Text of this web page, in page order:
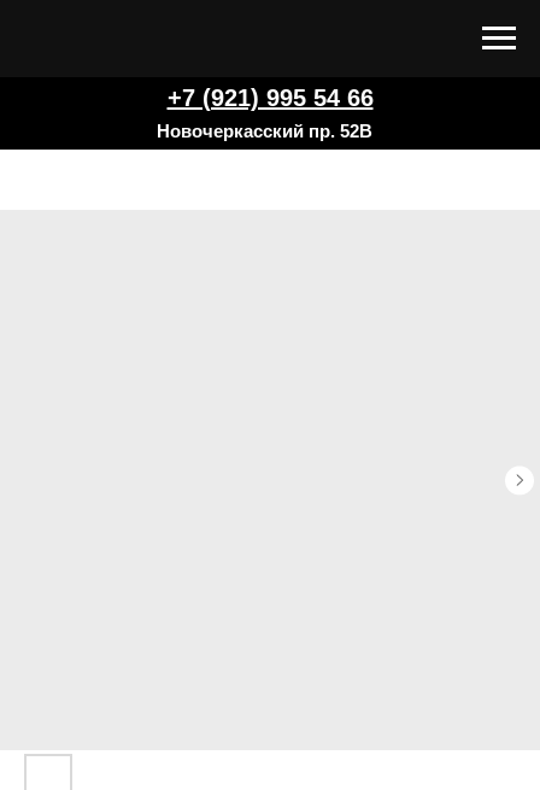
+7 (921) 995 54 66
Новочеркасский пр. 52В